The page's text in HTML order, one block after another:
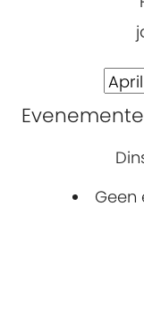
Geen